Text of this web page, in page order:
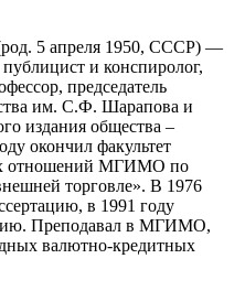
5 апреля 1950, СССР) —
и конспиролог,
председатель
им. С.Ф. Шарапова и
издания общества –
окончил факультет
отношений МГИМО по
торговле». В 1976
в 1991 году
Преподавал в МГИМО,
валютно-кредитных